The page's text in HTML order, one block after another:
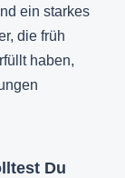
ein starkes
die früh
haben,
Du